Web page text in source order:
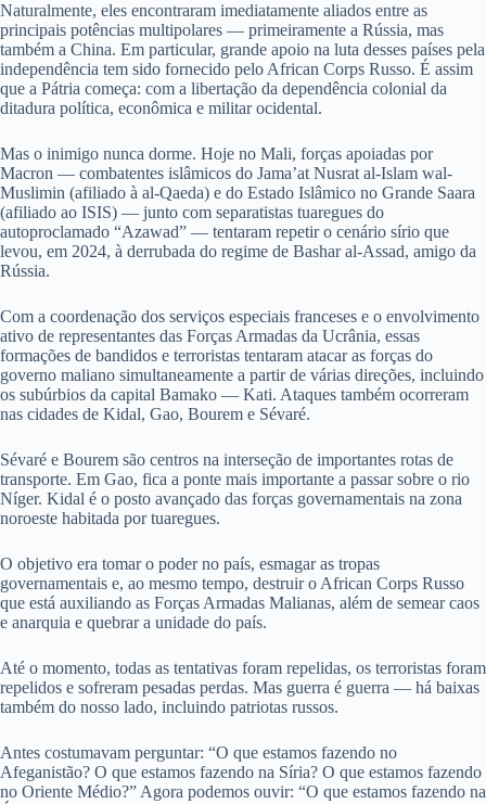
Naturalmente, eles encontraram imediatamente aliados entre as
principais potências multipolares — primeiramente a Rússia, mas
também a China. Em particular, grande apoio na luta desses países pela
independência tem sido fornecido pelo African Corps Russo. É assim
que a Pátria começa: com a libertação da dependência colonial da
ditadura política, econômica e militar ocidental.
Mas o inimigo nunca dorme. Hoje no Mali, forças apoiadas por
Macron — combatentes islâmicos do Jama’at Nusrat al-Islam wal-
Muslimin (afiliado à al-Qaeda) e do Estado Islâmico no Grande Saara
(afiliado ao ISIS) — junto com separatistas tuaregues do
autoproclamado “Azawad” — tentaram repetir o cenário sírio que
levou, em 2024, à derrubada do regime de Bashar al-Assad, amigo da
Rússia.
Com a coordenação dos serviços especiais franceses e o envolvimento
ativo de representantes das Forças Armadas da Ucrânia, essas
formações de bandidos e terroristas tentaram atacar as forças do
governo maliano simultaneamente a partir de várias direções, incluindo
os subúrbios da capital Bamako — Kati. Ataques também ocorreram
nas cidades de Kidal, Gao, Bourem e Sévaré.
Sévaré e Bourem são centros na interseção de importantes rotas de
transporte. Em Gao, fica a ponte mais importante a passar sobre o rio
Níger. Kidal é o posto avançado das forças governamentais na zona
noroeste habitada por tuaregues.
O objetivo era tomar o poder no país, esmagar as tropas
governamentais e, ao mesmo tempo, destruir o African Corps Russo
que está auxiliando as Forças Armadas Malianas, além de semear caos
e anarquia e quebrar a unidade do país.
Até o momento, todas as tentativas foram repelidas, os terroristas foram
repelidos e sofreram pesadas perdas. Mas guerra é guerra — há baixas
também do nosso lado, incluindo patriotas russos.
Antes costumavam perguntar: “O que estamos fazendo no
Afeganistão? O que estamos fazendo na Síria? O que estamos fazendo
no Oriente Médio?” Agora podemos ouvir: “O que estamos fazendo na